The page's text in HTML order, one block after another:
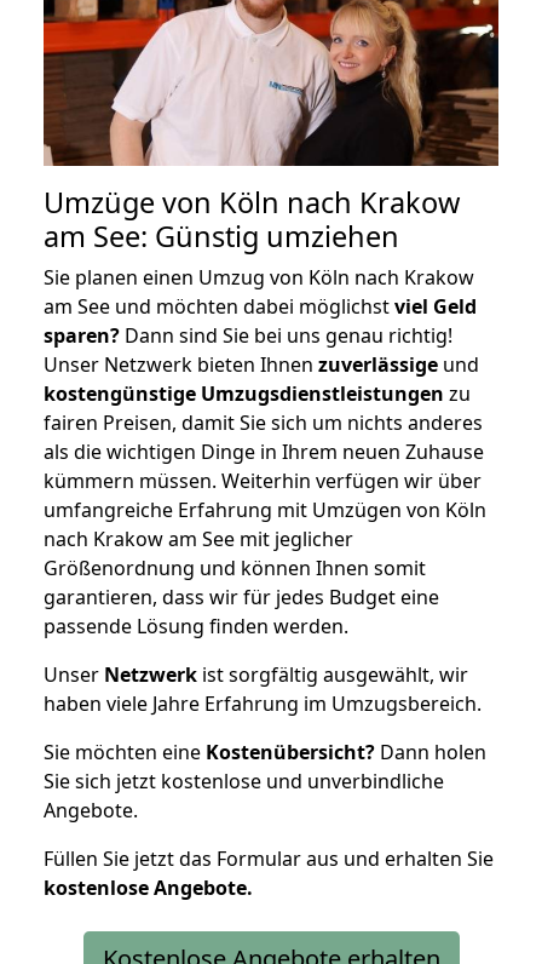
Umzüge von Köln nach Krakow
am See: Günstig umziehen
Sie planen einen Umzug von Köln nach Krakow
am See und möchten dabei möglichstviel Geld
sparen? Dann sind Sie bei uns genau richtig!
Unser Netzwerk bieten Ihnen zuverlässige und
kostengünstige Umzugsdienstleistungen zu
fairen Preisen, damit Sie sich um nichts anderes
als die wichtigen Dinge in Ihrem neuen Zuhause
kümmern müssen. Weiterhin verfügen wir über
umfangreiche Erfahrung mit Umzügen von Köln
nach Krakow am See mit jeglicher
Größenordnung und können Ihnen somit
garantieren, dass wir für jedes Budget eine
passende Lösung finden werden.
Unser Netzwerk ist sorgfältig ausgewählt, wir
haben viele Jahre Erfahrung im Umzugsbereich.
Sie möchten eine Kostenübersicht? Dann holen
Sie sich jetzt kostenlose und unverbindliche
Angebote.
Füllen Sie jetzt das Formular aus und erhalten Sie
kostenloseAngebote.